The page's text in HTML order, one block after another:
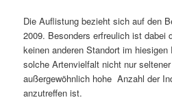
Die Auflistung bezieht sich auf den
2009. Besonders erfreulich ist dabei
keinen anderen Standort im
solche Artenvielfalt nicht nur
außergewöhnlich hohe Anzahl der
anzutreffen ist.